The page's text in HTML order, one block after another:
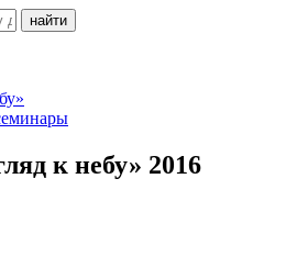
к небу» 2016